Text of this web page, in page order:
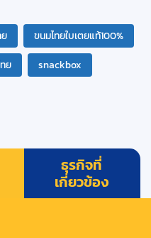
ขนมไทยใบเตยแท้100%
ย
snackbox
ธุรกิจที่
เกี่ยวข้อง